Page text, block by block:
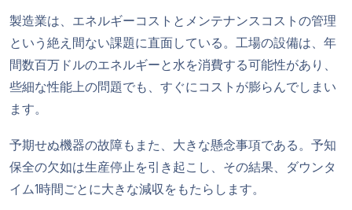
製造業は、エネルギーコストとメンテナンスコストの管理
という絶え間ない課題に直面している。工場の設備は、年
間数百万ドルのエネルギーと水を消費する可能性があり、
些細な性能上の問題でも、すぐにコストが膨らんでしまい
ます。
予期せぬ機器の故障もまた、大きな懸念事項である。予知
保全の欠如は生産停止を引き起こし、その結果、ダウンタ
イム1時間ごとに大きな減収をもたらします。